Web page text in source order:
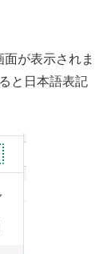
が表示されま
と日本語表記